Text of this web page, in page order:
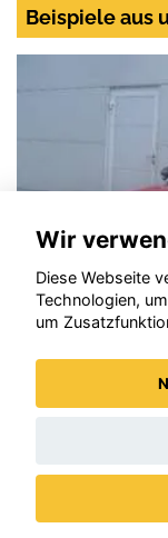
Beispiele aus
Wir
Diese Webseite
Technologien,
um